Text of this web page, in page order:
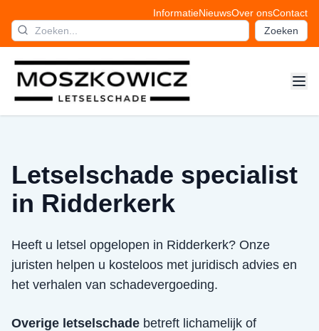
InformatieNieuwsOver onsContact
Zoeken
Letselschade specialist
in Ridderkerk
Heeft u letsel opgelopen in Ridderkerk? Onze
juristen helpen u kosteloos met juridisch advies en
het verhalen van schadevergoeding.
Overige letselschade betreft lichamelijk of